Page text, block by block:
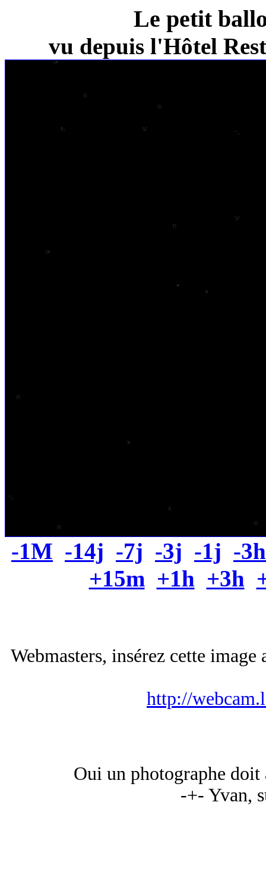
Le petit
vu depuis l'Hôtel
-1M -14j -7j -3j -1j -3h
+15m +1h +3h
Webmasters, insérez cette
http://
Oui un photographe
-+- Yvan,